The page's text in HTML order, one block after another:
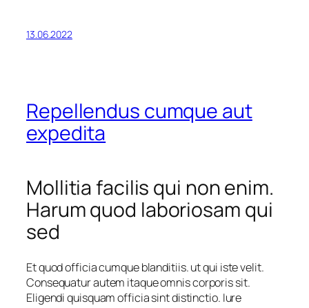
13.06.2022
Repellendus cumque aut
expedita
Mollitia facilis qui non enim.
Harum quod laboriosam qui
sed
Et quod officia cumque blanditiis. ut qui iste velit.
Consequatur autem itaque omnis corporis sit.
Eligendi quisquam officia sint distinctio. Iure